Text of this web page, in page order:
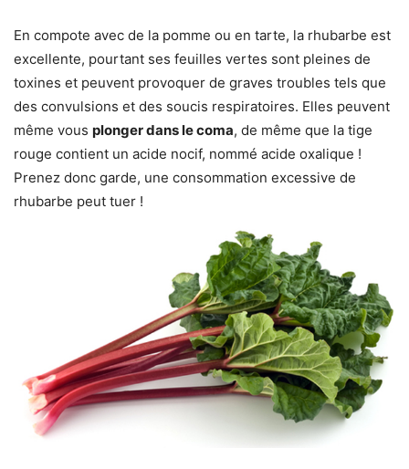
En compote avec de la pomme ou en tarte, la rhubarbe est
excellente, pourtant ses feuilles vertes sont pleines de
toxines et peuvent provoquer de graves troubles tels que
des convulsions et des soucis respiratoires. Elles peuvent
même vous plonger dans le coma, de même que la tige
rouge contient un acide nocif, nommé acide oxalique !
Prenez donc garde, une consommation excessive de
rhubarbe peut tuer !